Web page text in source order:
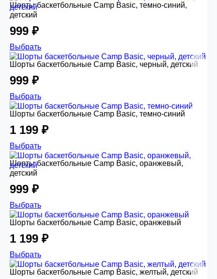
Шорты баскетбольные Camp Basic, темно-синий,
детский
999 ₽
Выбрать
Шорты баскетбольные Camp Basic, черный, детский
999 ₽
Выбрать
Шорты баскетбольные Camp Basic, темно-синий
1 199 ₽
Выбрать
Шорты баскетбольные Camp Basic, оранжевый,
детский
999 ₽
Выбрать
Шорты баскетбольные Camp Basic, оранжевый
1 199 ₽
Выбрать
Шорты баскетбольные Camp Basic, желтый, детский